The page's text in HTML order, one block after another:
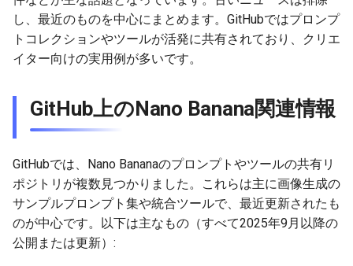
h 2026-07-06
2026-07-05
2026-07-03
2026-07-02
2026-07-01
2025-12-20
2025-12-19
2025-12-17
2025-12-16
2025-12-15
2026-07-06
2026-07-05
2026-07-03
2026-07-02
2026-07-01
2025-12-20
2025-12-19
2025-12-17
2025-12-16
2025-12-15
2026-04-19
2026-04-15
2026-04-26
2026-04-19
2026-04-05
2026-03-29
2026-03-22
2025-10-19
2025-10-12
2025-10-02
2025-09-28
2025-09-24
2026-04-26
2026-04-19
2026-04-05
2026-03-29
2026-03-22
2026-04-26
2026-04-19
2026-04-05
2026-03-29
2026-03-22
2025-10-12
2025-10-05
2026-07-05
2026-07-04
2026-07-01
2026-06-30
2026-06-29
2026-04-26
2026-04-19
2026-04-05
2026-03-29
2026-03-22
2025-10-12
2025-10-05
2025-09-27
2025-09-23
2026-04-12
2026-04-07
2026-03-29
2026-03-22
2026-03-15
2026-07-05
2026-07-04
2026-07-02
2026-07-01
2026-06-30
2025-12-20
2025-12-19
2025-12-17
2025-12-16
2025-12-15
2026-04-26
2026-04-19
2026-04-05
2026-03-29
2026-03-22
2026-07-05
2026-07-04
2026-07-02
2026-07-01
2026-06-30
2026-07-04
2026-07-02
2026-06-30
2026-06-29
2026-06-28
2026-04-26
2026-04-19
2026-04-05
2026-03-30
し、最近のものを中心にまとめます。GitHubではプロンプ
トコレクションやツールが活発に共有されており、クリエ
イター向けの実用例が多いです。
GitHub上のNano Banana関連情報
GitHubでは、Nano Bananaのプロンプトやツールの共有リ
ポジトリが複数見つかりました。これらは主に画像生成の
サンプルプロンプト集や統合ツールで、最近更新されたも
のが中心です。以下は主なもの（すべて2025年9月以降の
公開または更新）: